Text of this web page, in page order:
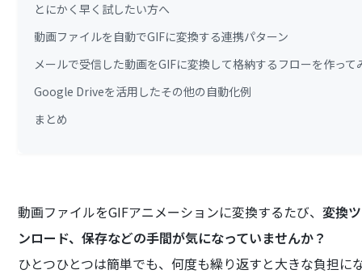
とにかく早く試したい方へ
動画ファイルを自動でGIFに変換する連携パターン
メールで受信した動画をGIFに変換して格納するフローを作って
Google Driveを活用したその他の自動化例
まとめ
動画ファイルをGIFアニメーションに変換するたび、変換
ンロード、保存などの手間が気になっていませんか？
ひとつひとつは簡単でも、何度も繰り返すと大きな負担に